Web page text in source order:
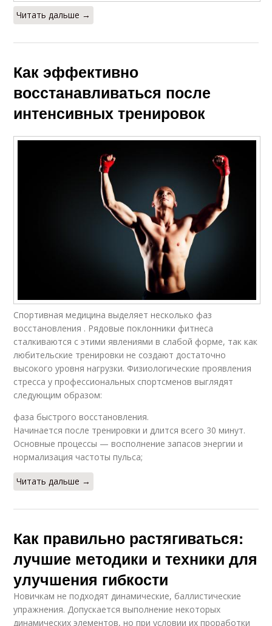
Читать дальше →
Как эффективно
восстанавливаться после
интенсивных тренировок
Спортивная медицина выделяет несколько фаз
восстановления . Рядовые поклонники фитнеса
сталкиваются с этими явлениями в слабой форме, так как
любительские тренировки не создают достаточно
высокого уровня нагрузки. Физиологические проявления
стресса у профессиональных спортсменов выглядят
следующим образом:
фаза быстрого восстановления.
Начинается после тренировки и длится всего 30 минут.
Основные процессы — восполнение запасов энергии и
нормализация частоты пульса;
Читать дальше →
Как правильно растягиваться:
лучшие методики и техники для
улучшения гибкости
Новичкам не подходят динамические, баллистические
упражнения. Допускается выполнение некоторых
динамических элементов, но при условии их проработки